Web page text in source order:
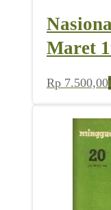
Maret
Rp 7.500,00